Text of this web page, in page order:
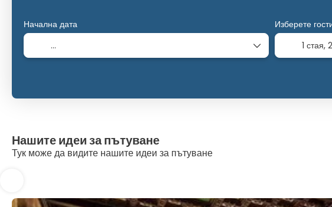
Начална дата
Изберете
1 стая,
Нашите идеи за пътуване
Тук може да видите нашите идеи за пътуване